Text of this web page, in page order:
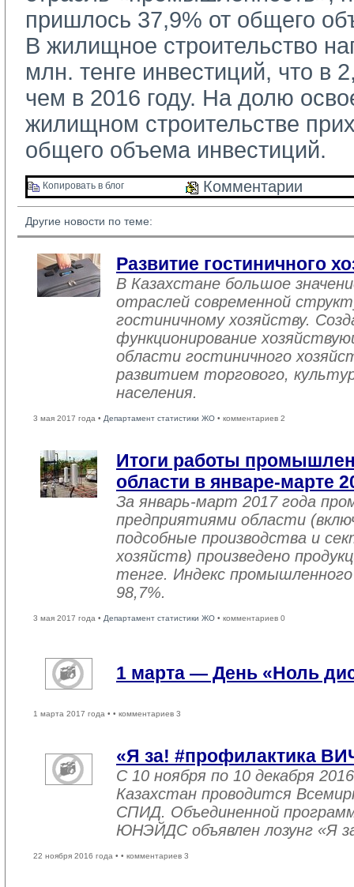
пришлось 37,9% от общего
В жилищное строительство
млн. тенге инвестиций, что в
чем в 2016 году. На долю
жилищном строительстве
общего объема инвестиций.
Копировать в блог Комментарии
Другие новости по теме:
Развитие гостиничного
В Казахстане большое
отраслей современной
гостиничному хозяйству.
функционирование
области гостиничного
развитием торгового,
населения.
3 мая 2017 года • Департамент статистики ЖО • комментариев 2
Итоги работы
области в январе-марте
За январь-март 2017 года
предприятиями области
подсобные производства и
хозяйств) произведено
тенге. Индекс
98,7%.
3 мая 2017 года • Департамент статистики ЖО • комментариев 0
1 марта — День «Ноль
1 марта 2017 года • • комментариев 3
«Я за! #профилактика
С 10 ноября по 10 декабря
Казахстан проводится
СПИД. Объединенной
ЮНЭЙДС объявлен лозунг «Я
22 ноября 2016 года • • комментариев 3